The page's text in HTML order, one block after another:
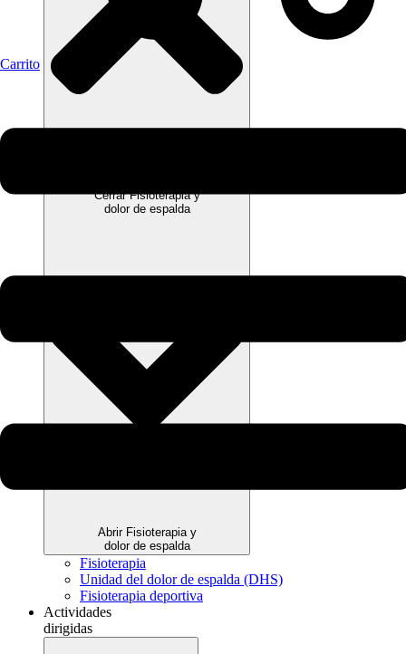
Cerrar Fisioterapia y
dolor de espalda
Abrir Fisioterapia y
dolor de espalda
Fisioterapia
Unidad del dolor de espalda (DHS)
Fisioterapia deportiva
Actividades
dirigidas
Carrito